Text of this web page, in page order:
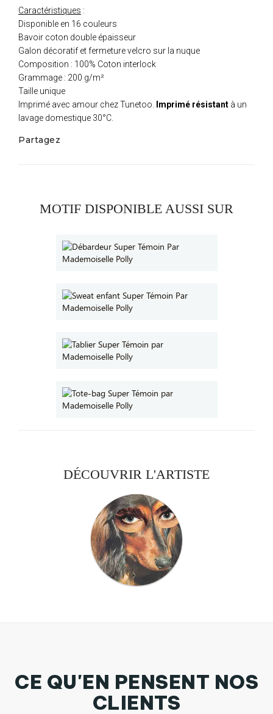
Caractéristiques :
Disponible en 16 couleurs
Bavoir coton double épaisseur
Galon décoratif et fermeture velcro sur la nuque
Composition : 100% Coton interlock
Grammage : 200 g/m²
Taille unique
Imprimé avec amour chez Tunetoo.
Imprimé résistant à un
lavage domestique 30°C.
Partagez
MOTIF DISPONIBLE AUSSI SUR
DÉCOUVRIR L'ARTISTE
CE QU'EN PENSENT NOS
CLIENTS